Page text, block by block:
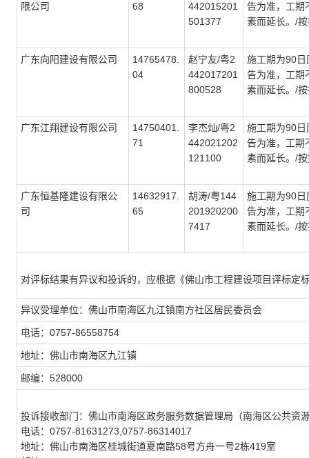
限公司
68
442015201
501377
告为准，工期
素而延长。 /
广东向阳建设有限公司
14765478.
04
赵宁友/粤2
442017201
800528
施工期为90日
告为准，工期
素而延长。 /
广东江翔建设有限公司
14750401.
71
李杰灿/粤2
442021202
121100
施工期为90日
告为准，工期
素而延长。 /
广东恒基隆建设有限公
司
14632917.
65
胡涛/粤144
201920200
7417
施工期为90日
告为准，工期
素而延长。 /
对评标结果有异议和投诉的，应根据《佛山市工程建设项目评标定
异议受理单位：佛山市南海区九江镇南方社区居民委员会
电话：0757-86558754
地址：佛山市南海区九江镇
邮编：528000
投诉接收部门：佛山市南海区政务服务数据管理局（南海区公共资
电话：0757-81631273,0757-86314017
地址：佛山市南海区桂城街道夏南路58号方舟一号2栋419室